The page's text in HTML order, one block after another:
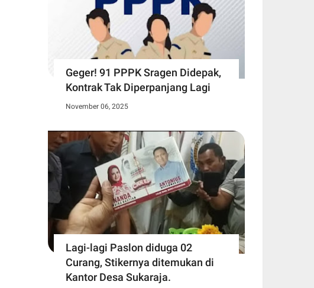
Geger! 91 PPPK Sragen Didepak,
Kontrak Tak Diperpanjang Lagi
November 06, 2025
Lagi-lagi Paslon diduga 02
Curang, Stikernya ditemukan di
Kantor Desa Sukaraja.